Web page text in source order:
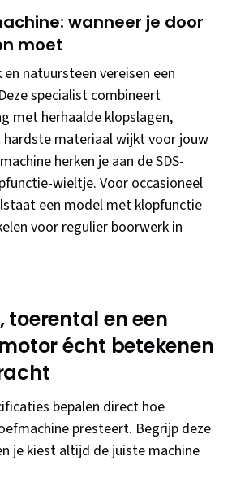
wanneer je door
moet
natuursteen vereisen een
specialist combineert
met herhaalde klopslagen,
materiaal wijkt voor jouw
herken je aan de SDS-
wieltje. Voor occasioneel
een model met klopfunctie
voor regulier boorwerk in
toerental en een
écht betekenen
bepalen direct hoe
presteert. Begrijp deze
je kiest altijd de juiste machine